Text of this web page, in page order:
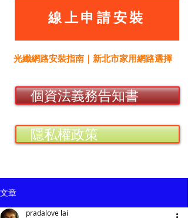
線上申請安裝
光纖網路安裝指南｜新北市家用網路選擇
個資法義務告知書
隱私權政策
文章
pradalove lai